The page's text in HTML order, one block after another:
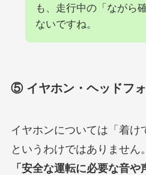
も、走行中の「ながら
ないですね。
⑤ イヤホン・ヘッドフ
イヤホンについては「着け
というわけではありません
「安全な運転に必要な音や